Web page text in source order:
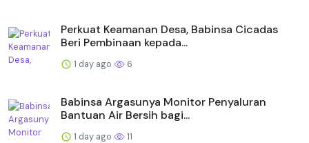
Perkuat Keamanan Desa, Babinsa Cicadas
Beri Pembinaan kepada...
1 day ago 6
Babinsa Argasunya Monitor Penyaluran
Bantuan Air Bersih bagi...
1 day ago 11